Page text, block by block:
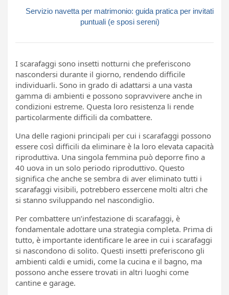
Servizio navetta per matrimonio: guida pratica per invitati
puntuali (e sposi sereni)
I scarafaggi sono insetti notturni che preferiscono
nascondersi durante il giorno, rendendo difficile
individuarli. Sono in grado di adattarsi a una vasta
gamma di ambienti e possono sopravvivere anche in
condizioni estreme. Questa loro resistenza li rende
particolarmente difficili da combattere.
Una delle ragioni principali per cui i scarafaggi possono
essere così difficili da eliminare è la loro elevata capacità
riproduttiva. Una singola femmina può deporre fino a
40 uova in un solo periodo riproduttivo. Questo
significa che anche se sembra di aver eliminato tutti i
scarafaggi visibili, potrebbero essercene molti altri che
si stanno sviluppando nel nascondiglio.
Per combattere un’infestazione di scarafaggi, è
fondamentale adottare una strategia completa. Prima di
tutto, è importante identificare le aree in cui i scarafaggi
si nascondono di solito. Questi insetti preferiscono gli
ambienti caldi e umidi, come la cucina e il bagno, ma
possono anche essere trovati in altri luoghi come
cantine e garage.